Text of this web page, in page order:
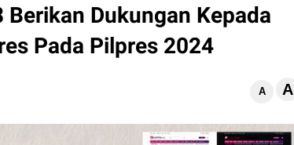
Dukungan Kepada
Pada Pilpres 2024
A A